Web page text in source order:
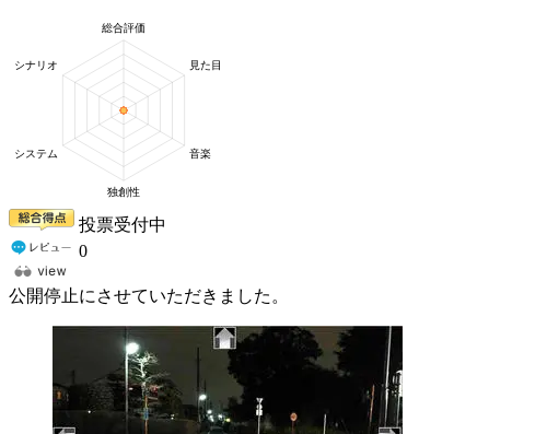
投票受付中
0
公開停止にさせていただきました。